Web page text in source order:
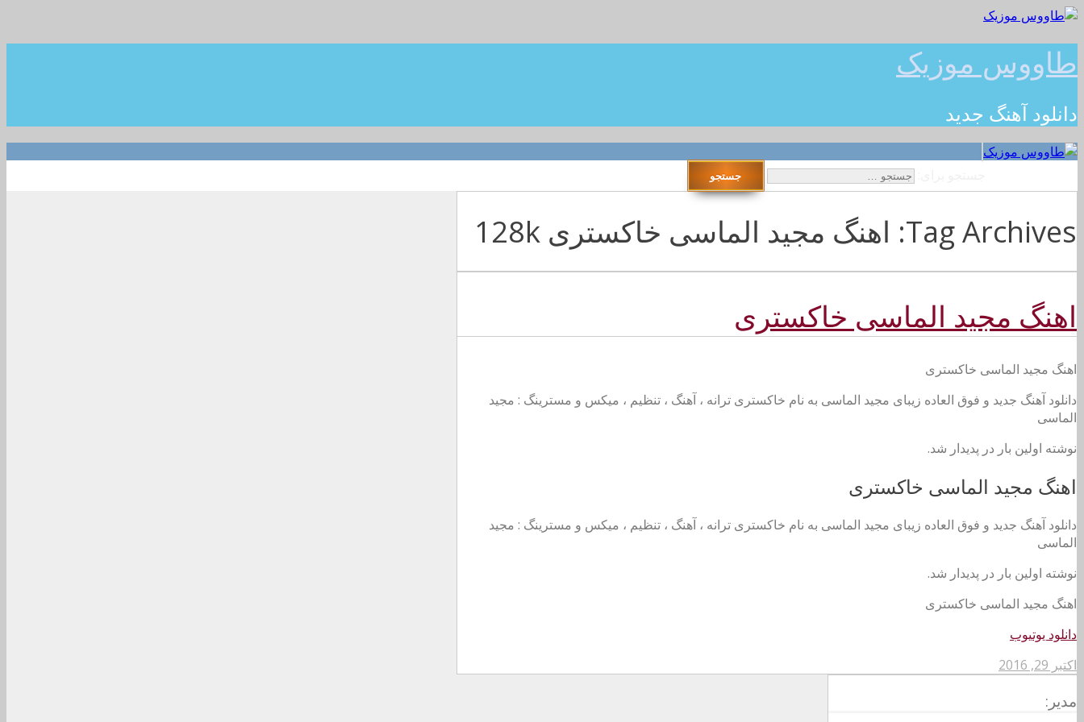
طاووس موزیک
دانلود آهنگ جدید
Tag Archives: اهنگ مجید الماسی خاکستری 128k
اهنگ مجید الماسی خاکستری
اهنگ مجید الماسی خاکستری
دانلود آهنگ جدید و فوق العاده زیبای مجید الماسی به نام خاکستری ترانه ، آهنگ ، تنظیم ، میکس و مسترینگ : مجید
الماسی
نوشته اولین بار در پدیدار شد.
اهنگ مجید الماسی خاکستری
دانلود آهنگ جدید و فوق العاده زیبای مجید الماسی به نام خاکستری ترانه ، آهنگ ، تنظیم ، میکس و مسترینگ : مجید
الماسی
نوشته اولین بار در پدیدار شد.
اهنگ مجید الماسی خاکستری
دانلود یوتیوب
اکتبر 29, 2016
مدیر: